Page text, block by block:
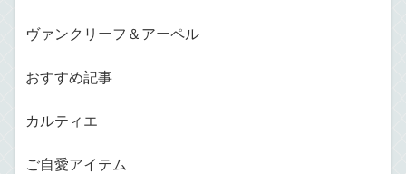
ヴァンクリーフ＆アーペル
おすすめ記事
カルティエ
ご自愛アイテム